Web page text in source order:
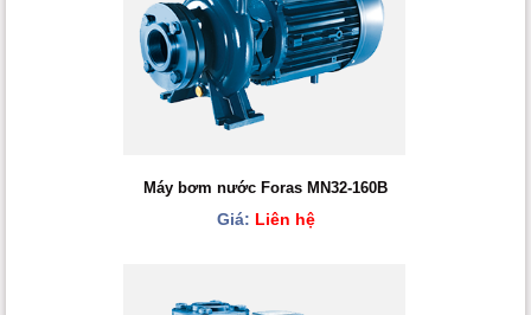
Máy bơm nước Foras MN32-160B
Giá: Liên hệ